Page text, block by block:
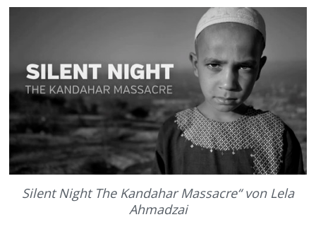
Silent Night The Kandahar Massacre“ von Lela
Ahmadzai